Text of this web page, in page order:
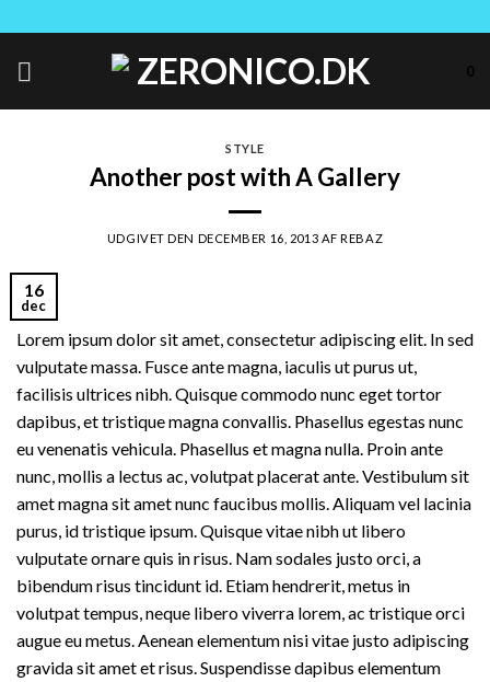
to
content
0
STYLE
Another post with A Gallery
UDGIVET DEN DECEMBER 16, 2013 AFREBAZ
16
dec
Lorem ipsum dolor sit amet, consectetur adipiscing elit. In sed
vulputate massa. Fusce ante magna, iaculis ut purus ut,
facilisis ultrices nibh. Quisque commodo nunc eget tortor
dapibus, et tristique magna convallis. Phasellus egestas nunc
eu venenatis vehicula. Phasellus et magna nulla. Proin ante
nunc, mollis a lectus ac, volutpat placerat ante. Vestibulum sit
amet magna sit amet nunc faucibus mollis. Aliquam vel lacinia
purus, id tristique ipsum. Quisque vitae nibh ut libero
vulputate ornare quis in risus. Nam sodales justo orci, a
bibendum risus tincidunt id. Etiam hendrerit, metus in
volutpat tempus, neque libero viverra lorem, ac tristique orci
augue eu metus. Aenean elementum nisi vitae justo adipiscing
gravida sit amet et risus. Suspendisse dapibus elementum